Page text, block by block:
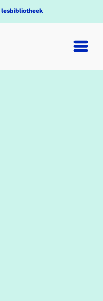
lesbibliotheek